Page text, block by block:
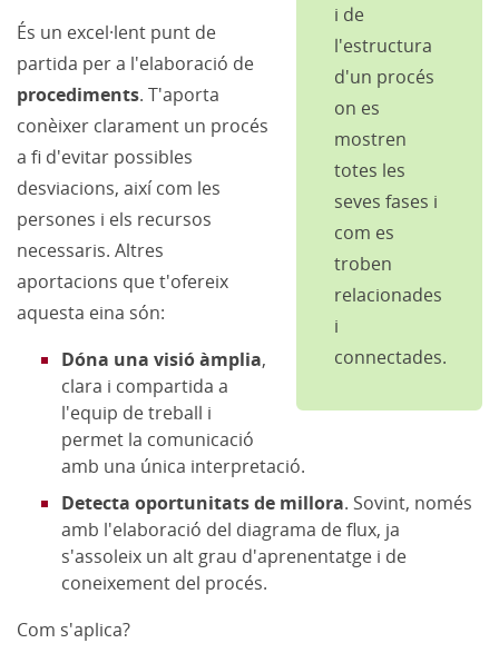
i de
l'estructura
d'un procés
on es
mostren
totes les
seves fases i
com es
troben
relacionades
i
connectades.
És un excel·lent punt de
partida per a l'elaboració de
procediments. T'aporta
conèixer clarament un procés
a fi d'evitar possibles
desviacions, així com les
persones i els recursos
necessaris. Altres
aportacions que t'ofereix
aquesta eina són:
Dóna una visió àmplia,
clara i compartida a
l'equip de treball i
permet la comunicació
amb una única interpretació.
Detecta oportunitats de millora. Sovint, només
amb l'elaboració del diagrama de flux, ja
s'assoleix un alt grau d'aprenentatge i de
coneixement del procés.
Com s'aplica?